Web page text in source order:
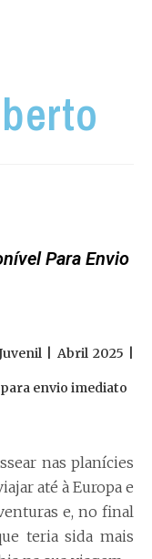
Para Envio
| Abril 2025 |
envio imediato
nas planícies
até à Europa e
e, no final
teria sida mais